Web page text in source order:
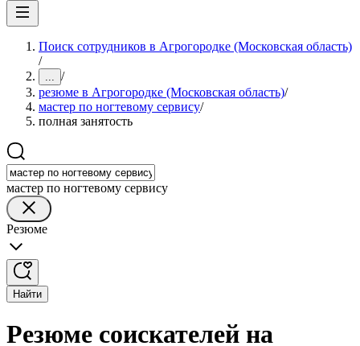
Поиск сотрудников в Агрогородке (Московская область)
/
... /
резюме в Агрогородке (Московская область)/
мастер по ногтевому сервису/
полная занятость
мастер по ногтевому сервису
Резюме
Найти
Резюме соискателей на